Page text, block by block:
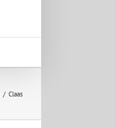
Claas